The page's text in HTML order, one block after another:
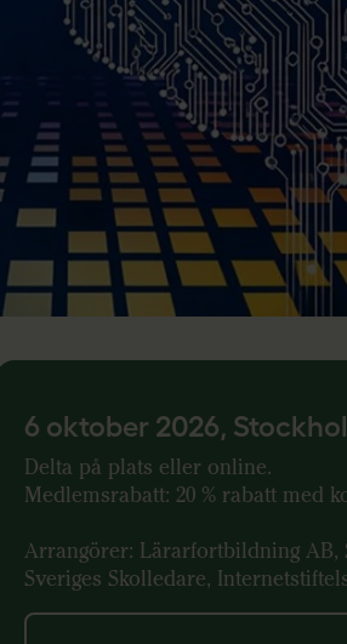
6 oktober 2026,
Delta på plats eller online.
Medlemsrabatt: 20 % rabatt med
Arrangörer: Lärarfortbildning AB,
Sveriges Skolledare,